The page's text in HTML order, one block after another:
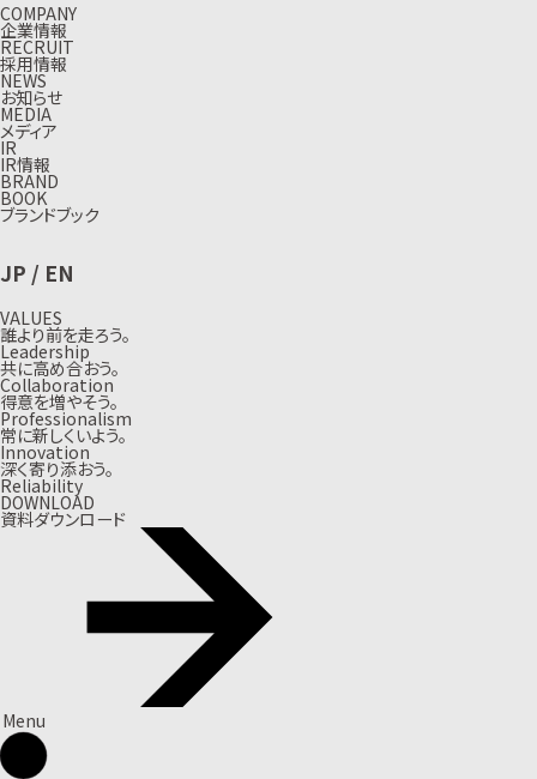
COMPANY
企業情報
RECRUIT
採用情報
NEWS
お知らせ
MEDIA
メディア
IR
IR情報
BRAND
BOOK
ブランドブック
JP / EN
VALUES
誰より前を走ろう。
Leadership
共に高め合おう。
Collaboration
得意を増やそう。
Professionalism
常に新しくいよう。
Innovation
深く寄り添おう。
Reliability
DOWNLOAD
資料ダウンロード
Menu